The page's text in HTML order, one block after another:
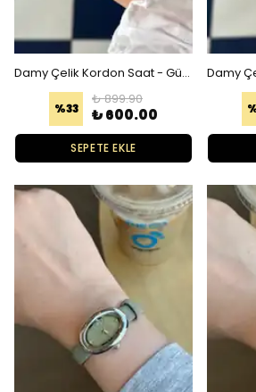
Damy Çelik Kordon Saat - Gümüş Beyaz
%33
₺ 899.90
₺ 600.00
SEPETE EKLE